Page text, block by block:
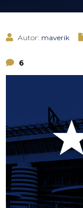
PUCHARY
DLA TIFOSICH
SERWIS
Autor: maverik
6